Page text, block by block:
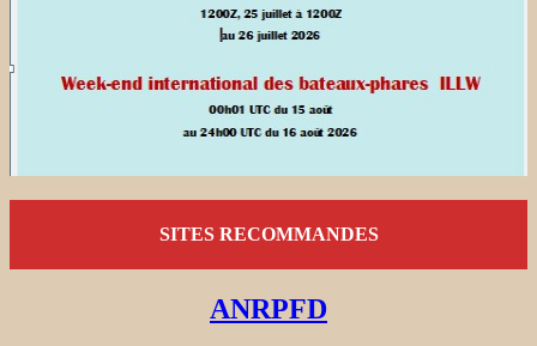
SITES RECOMMANDES
ANRPFD